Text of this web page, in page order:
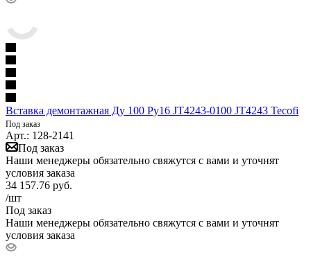
Вставка демонтажная Ду 100 Ру16 JT4243-0100 JT4243 Tecofi
Под заказ
Арт.: 128-2141
Под заказ
Наши менеджеры обязательно свяжутся с вами и уточнят
условия заказа
34 157.76 руб.
/шт
Под заказ
Наши менеджеры обязательно свяжутся с вами и уточнят
условия заказа